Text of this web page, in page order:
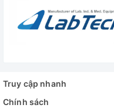
Truy cập nhanh
Chính sách